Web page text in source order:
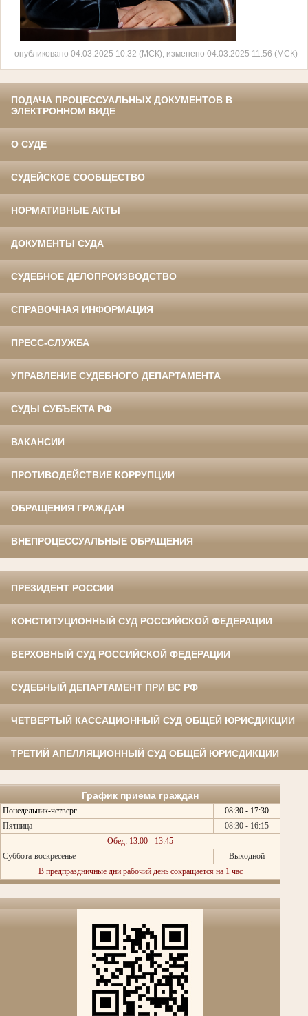
опубликовано 04.03.2025 10:32 (МСК), изменено 04.03.2025 11:56 (МСК)
ПОДАЧА ПРОЦЕССУАЛЬНЫХ ДОКУМЕНТОВ В
ЭЛЕКТРОННОМ ВИДЕ
О СУДЕ
СУДЕЙСКОЕ СООБЩЕСТВО
НОРМАТИВНЫЕ АКТЫ
ДОКУМЕНТЫ СУДА
СУДЕБНОЕ ДЕЛОПРОИЗВОДСТВО
СПРАВОЧНАЯ ИНФОРМАЦИЯ
ПРЕСС-СЛУЖБА
УПРАВЛЕНИЕ СУДЕБНОГО ДЕПАРТАМЕНТА
СУДЫ СУБЪЕКТА РФ
ВАКАНСИИ
ПРОТИВОДЕЙСТВИЕ КОРРУПЦИИ
ОБРАЩЕНИЯ ГРАЖДАН
ВНЕПРОЦЕССУАЛЬНЫЕ ОБРАЩЕНИЯ
ПРЕЗИДЕНТ РОССИИ
КОНСТИТУЦИОННЫЙ СУД РОССИЙСКОЙ ФЕДЕРАЦИИ
ВЕРХОВНЫЙ СУД РОССИЙСКОЙ ФЕДЕРАЦИИ
СУДЕБНЫЙ ДЕПАРТАМЕНТ ПРИ ВС РФ
ЧЕТВЕРТЫЙ КАССАЦИОННЫЙ СУД ОБЩЕЙ ЮРИСДИКЦИИ
ТРЕТИЙ АПЕЛЛЯЦИОННЫЙ СУД ОБЩЕЙ ЮРИСДИКЦИИ
График приема граждан
Понедельник-четверг
08:30 - 17:30
Пятница
08:30 - 16:15
Обед: 13:00 - 13:45
Суббота-воскресенье
Выходной
В предпраздничные дни рабочий день сокращается на 1 час